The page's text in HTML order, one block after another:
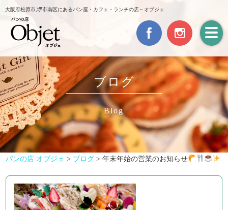
大阪府松原市,堺市南区にあるパン屋・カフェ・ランチの店～オブジェ
ブログ
Blog
パンの店 オブジェ > ブログ >年末年始の営業のお知らせ